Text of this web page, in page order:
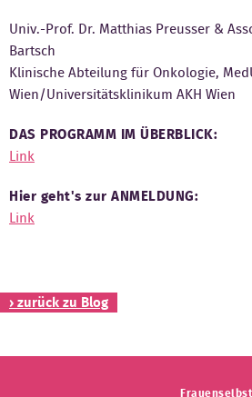
Univ.-Prof. Dr. Matthias Preusser &
Bartsch
Klinische Abteilung für Onkologie,
Wien/Universitätsklinikum AKH Wien
DAS PROGRAMM IM ÜBERBLICK:
Link
Hier geht's zur ANMELDUNG:
Link
› zurück zu Blog